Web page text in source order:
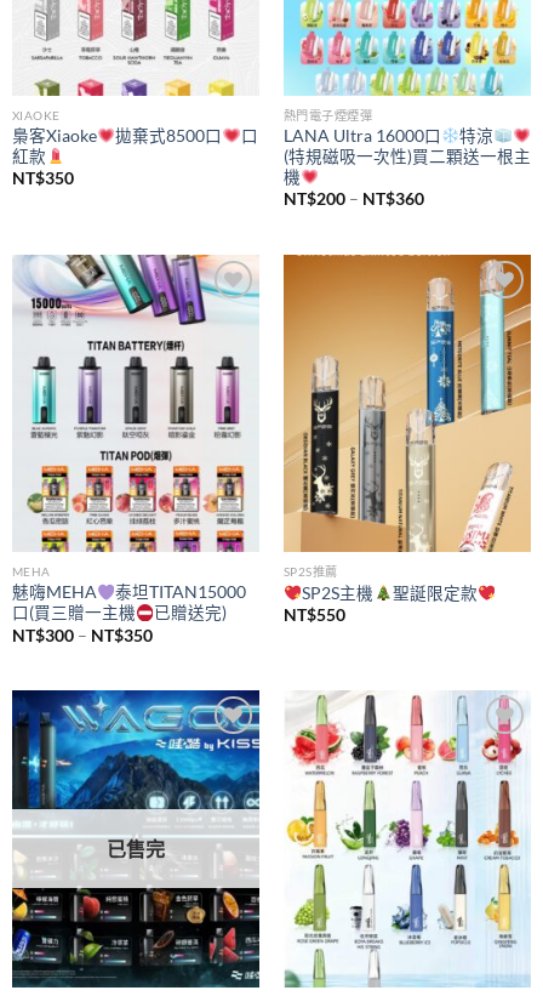
XIAOKE
梟客Xiaoke 拋棄式8500口
口
紅款
NT$350
熱門電子煙煙彈
LANA Ultra 16000口
特涼
(特規磁吸一次性)買二顆送一根主
機
NT$200 – NT$360價
NT$200
到
NT$360
Add to
MEHA
魅嗨MEHA
泰坦TITAN15000
口(買三贈一主機
已贈送完)
NT$300 – NT$350價
NT$300
到
NT$350
Add to
wishlist
SP2S推薦
SP2S主機
聖誕限定款
NT$550
Add to
wishlist
已售完
Add to
wishlist